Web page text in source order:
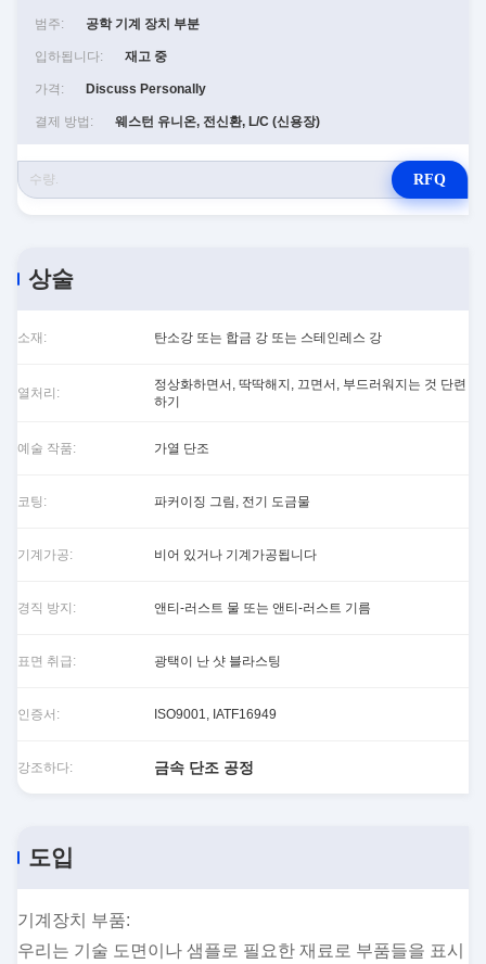
범주: 공학 기계 장치 부분
입하됩니다: 재고 중
가격: Discuss Personally
결제 방법: 웨스턴 유니온, 전신환, L/C (신용장)
RFQ
상술
소재: 탄소강 또는 합금 강 또는 스테인레스 강
열처리:
정상화하면서, 딱딱해지, 끄면서, 부드러워지는 것 단련
하기
예술 작품: 가열 단조
코팅: 파커이징 그림, 전기 도금물
기계가공: 비어 있거나 기계가공됩니다
경직 방지: 앤티-러스트 물 또는 앤티-러스트 기름
표면 취급: 광택이 난 샷 블라스팅
인증서: ISO9001, IATF16949
강조하다: 금속 단조 공정
도입
기계장치 부품:
우리는 기술 도면이나 샘플로 필요한 재료로 부품들을 표시